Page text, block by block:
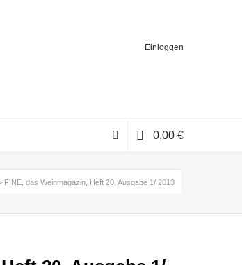
Einloggen
0,00 €
FINE, das Weinmagazin, Heft 20, Ausgabe 1/ 2013